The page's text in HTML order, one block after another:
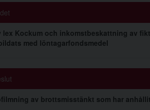
lex Kockum och inkomstbeskattning av
med löntagarfondsmedel
av brottsmisstänkt som har